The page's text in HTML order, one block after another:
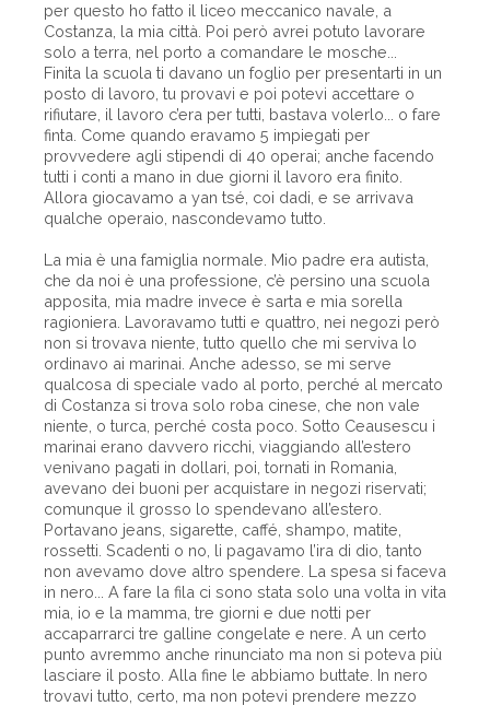
per questo ho fatto il liceo meccanico navale, a
Costanza, la mia città. Poi però avrei potuto lavorare
solo a terra, nel porto a comandare le mosche...
Finita la scuola ti davano un foglio per presentarti in un
posto di lavoro, tu provavi e poi potevi accettare o
rifiutare, il lavoro c’era per tutti, bastava volerlo... o fare
finta. Come quando eravamo 5 impiegati per
provvedere agli stipendi di 40 operai; anche facendo
tutti i conti a mano in due giorni il lavoro era finito.
Allora giocavamo a yan tsé, coi dadi, e se arrivava
qualche operaio, nascondevamo tutto.
La mia è una famiglia normale. Mio padre era autista,
che da noi è una professione, c’è persino una scuola
apposita, mia madre invece è sarta e mia sorella
ragioniera. Lavoravamo tutti e quattro, nei negozi però
non si trovava niente, tutto quello che mi serviva lo
ordinavo ai marinai. Anche adesso, se mi serve
qualcosa di speciale vado al porto, perché al mercato
di Costanza si trova solo roba cinese, che non vale
niente, o turca, perché costa poco. Sotto Ceausescu i
marinai erano davvero ricchi, viaggiando all’estero
venivano pagati in dollari, poi, tornati in Romania,
avevano dei buoni per acquistare in negozi riservati;
comunque il grosso lo spendevano all’estero.
Portavano jeans, sigarette, caffé, shampo, matite,
rossetti. Scadenti o no, li pagavamo l’ira di dio, tanto
non avevamo dove altro spendere. La spesa si faceva
in nero... A fare la fila ci sono stata solo una volta in vita
mia, io e la mamma, tre giorni e due notti per
accaparrarci tre galline congelate e nere. A un certo
punto avremmo anche rinunciato ma non si poteva più
lasciare il posto. Alla fine le abbiamo buttate. In nero
trovavi tutto, certo, ma non potevi prendere mezzo